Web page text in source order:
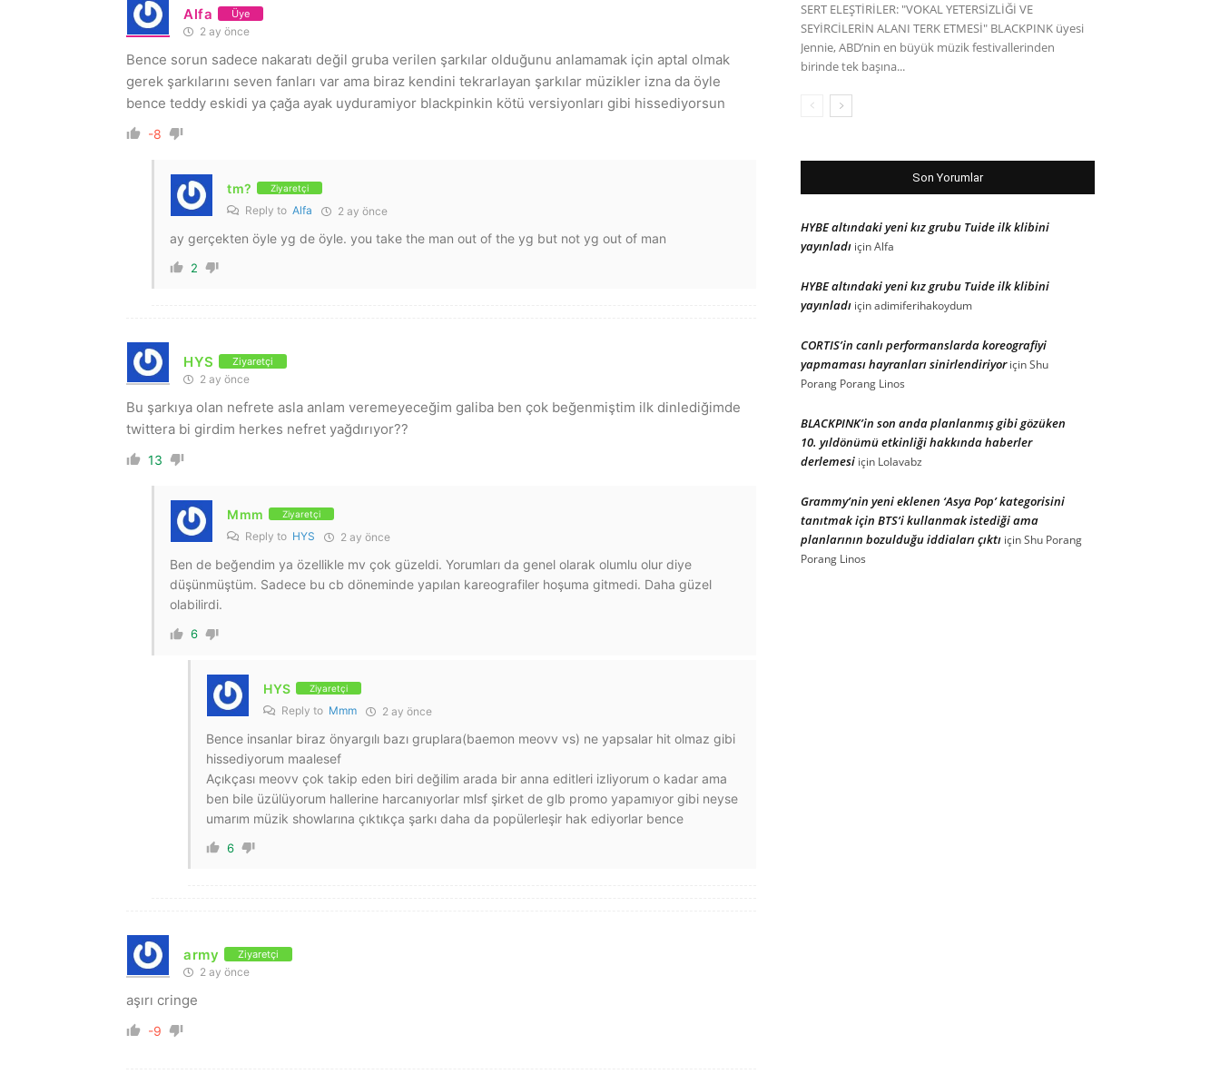
Alfa Üye
2 ay önce
Bence sorun sadece nakaratı değil gruba verilen şarkılar olduğunu anlamamak için aptal olmak
gerek şarkılarını seven fanları var ama biraz kendini tekrarlayan şarkılar müzikler izna da öyle
bence teddy eskidi ya çağa ayak uyduramiyor blackpinkin kötü versiyonları gibi hissediyorsun
-8
tm? Ziyaretçi
Reply to Alfa 2 ay önce
ay gerçekten öyle yg de öyle. you take the man out of the yg but not yg out of man
2
HYS Ziyaretçi
2 ay önce
Bu şarkıya olan nefrete asla anlam veremeyeceğim galiba ben çok beğenmiştim ilk dinlediğimde
twittera bi girdim herkes nefret yağdırıyor??
13
Mmm Ziyaretçi
Reply to HYS 2 ay önce
Ben de beğendim ya özellikle mv çok güzeldi. Yorumları da genel olarak olumlu olur diye
düşünmüştüm. Sadece bu cb döneminde yapılan kareografiler hoşuma gitmedi. Daha güzel
olabilirdi.
6
HYS Ziyaretçi
Reply to Mmm 2 ay önce
Bence insanlar biraz önyargılı bazı gruplara(baemon meovv vs) ne yapsalar hit olmaz gibi
hissediyorum maalesef
Açıkçası meovv çok takip eden biri değilim arada bir anna editleri izliyorum o kadar ama
ben bile üzülüyorum hallerine harcanıyorlar mlsf şirket de glb promo yapamıyor gibi neyse
umarım müzik showlarına çıktıkça şarkı daha da popülerleşir hak ediyorlar bence
6
army Ziyaretçi
2 ay önce
aşırı cringe
-9
SERT ELEŞTİRİLER: "VOKAL YETERSİZLİĞİ VE
SEYİRCİLERİN ALANI TERK ETMESİ" BLACKPINK üyesi
Jennie, ABD’nin en büyük müzik festivallerinden
birinde tek başına...
Son Yorumlar
HYBE altındaki yeni kız grubu Tuide ilk klibini
yayınladı içinAlfa
HYBE altındaki yeni kız grubu Tuide ilk klibini
yayınladı içinadimiferihakoydum
CORTIS’in canlı performanslarda koreografiyi
yapmaması hayranları sinirlendiriyoriçinShu
Porang Porang Linos
BLACKPINK’in son anda planlanmış gibi gözüken
10. yıldönümü etkinliği hakkında haberler
derlemesi için Lolavabz
Grammy’nin yeni eklenen ‘Asya Pop’ kategorisini
tanıtmak için BTS’i kullanmak istediği ama
planlarının bozulduğu iddiaları çıktı içinShu Porang
Porang Linos